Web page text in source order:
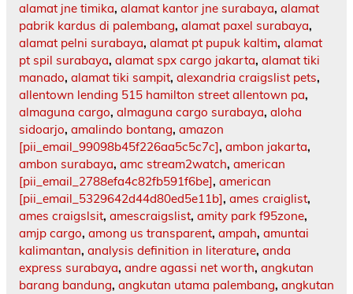
alamat jne timika, alamat kantor jne surabaya, alamat
pabrik kardus di palembang, alamat paxel surabaya,
alamat pelni surabaya, alamat pt pupuk kaltim, alamat
pt spil surabaya, alamat spx cargo jakarta, alamat tiki
manado, alamat tiki sampit, alexandria craigslist pets,
allentown lending 515 hamilton street allentown pa,
almaguna cargo, almaguna cargo surabaya, aloha
sidoarjo, amalindo bontang, amazon
[pii_email_99098b45f226aa5c5c7c], ambon jakarta,
ambon surabaya, amc stream2watch, american
[pii_email_2788efa4c82fb591f6be], american
[pii_email_5329642d44d80ed5e11b], ames craiglist,
ames craigslsit, amescraigslist, amity park f95zone,
amjp cargo, among us transparent, ampah, amuntai
kalimantan, analysis definition in literature, anda
express surabaya, andre agassi net worth, angkutan
barang bandung, angkutan utama palembang, angkutan